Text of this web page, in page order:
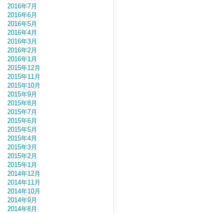
2016年7月
2016年6月
2016年5月
2016年4月
2016年3月
2016年2月
2016年1月
2015年12月
2015年11月
2015年10月
2015年9月
2015年8月
2015年7月
2015年6月
2015年5月
2015年4月
2015年3月
2015年2月
2015年1月
2014年12月
2014年11月
2014年10月
2014年9月
2014年8月